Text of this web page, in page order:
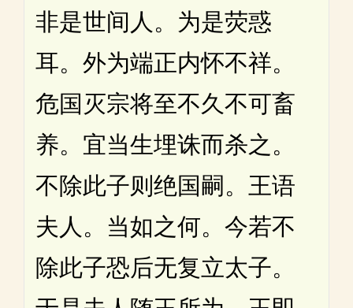
非是世间人。为是荧惑
耳。外为端正内怀不祥。
危国灭宗将至不久不可畜
养。宜当生埋诛而杀之。
不除此子则绝国嗣。王语
夫人。当如之何。今若不
除此子恐后无复立太子。